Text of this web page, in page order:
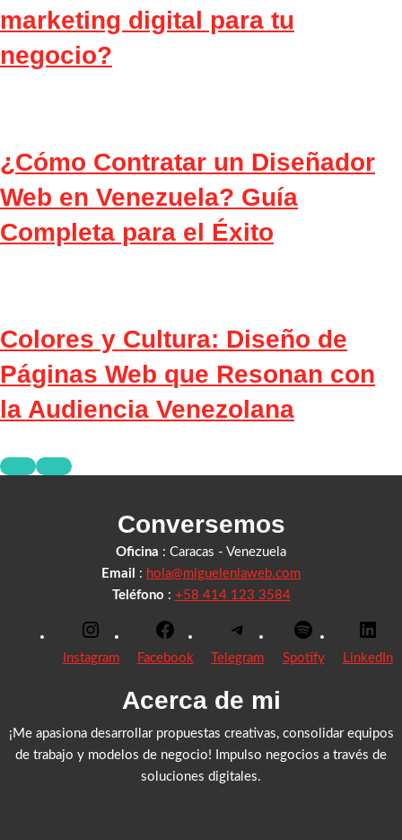
marketing digital para tu
negocio?
¿Cómo Contratar un Diseñador
Web en Venezuela? Guía
Completa para el Éxito
Colores y Cultura: Diseño de
Páginas Web que Resonan con
la Audiencia Venezolana
Conversemos
Oficina : Caracas - Venezuela
Email
: hola@miguelenlaweb.com
Teléfono : +58 414 123 3584
Instagram Facebook Telegram Spotify LinkedIn
Acerca de mi
¡Me apasiona desarrollar propuestas creativas, consolidar equipos
de trabajo y modelos de negocio! Impulso negocios a través de
soluciones digitales.